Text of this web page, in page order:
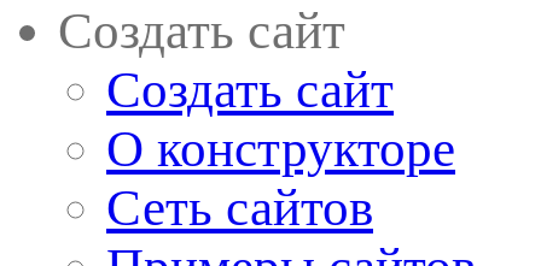
Создать сайт
Создать сайт
О конструкторе
Сеть сайтов